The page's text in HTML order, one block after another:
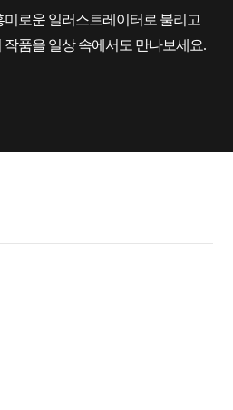
로운 일러스트레이터로 불리고
품을 일상 속에서도 만나보세요.